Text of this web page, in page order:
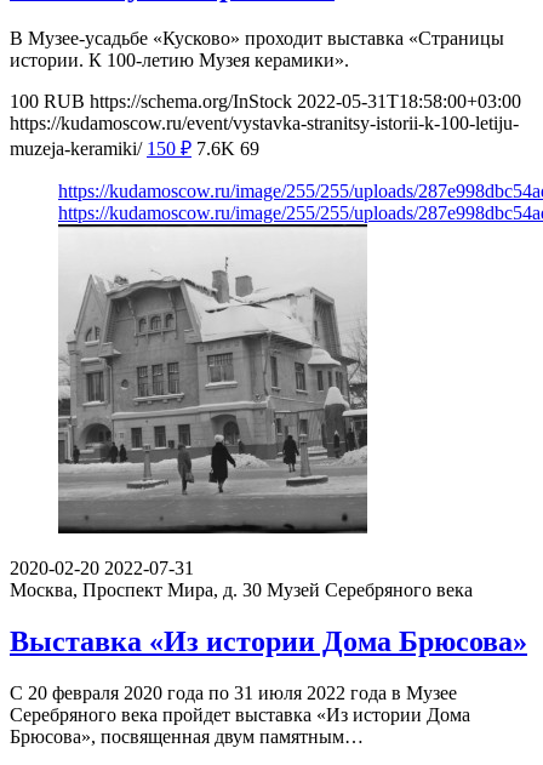
В Музее-усадьбе «Кусково» проходит выставка «Страницы
истории. К 100-летию Музея керамики».
100 RUB https://schema.org/InStock 2022-05-31T18:58:00+03:00
https://kudamoscow.ru/event/vystavka-stranitsy-istorii-k-100-letiju-
muzeja-keramiki/ 150 ₽ 7.6K 69
https://kudamoscow.ru/image/255/255/uploads/
https://kudamoscow.ru/image/255/255/uploads/
2020-02-20 2022-07-31
Москва, Проспект Мира, д. 30 Музей Серебряного века
Выставка «Из истории Дома Брюсова»
С 20 февраля 2020 года по 31 июля 2022 года в Музее
Серебряного века пройдет выставка «Из истории Дома
Брюсова», посвященная двум памятным…